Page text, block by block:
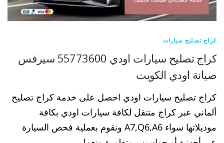
كراج تصليح سيارات
كراج تصليح سيارات اودي 55773600 سيرفس
صيانة اودي الكويت
كراج تصليح سيارات اودي احصل على خدمة كراج تصليح
ألماني عبر كراج متنقل لكافة سيارات اودي بكافة
موديلاتها سواء A7,Q6,A6 ونقوم بعملية فحص السيارة